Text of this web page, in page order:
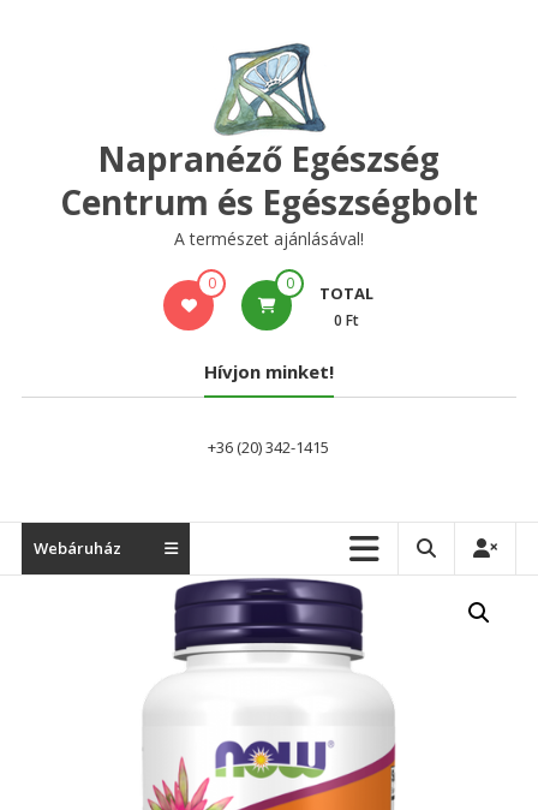
Napranéző Egészség
Centrum és Egészségbolt
A természet ajánlásával!
0 0 TOTAL
0 Ft
Hívjon minket!
+36 (20) 342-1415
Webáruház